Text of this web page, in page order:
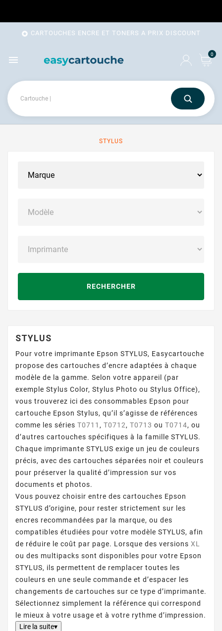
 CARTOUCHES ENCRE ET TONERS A PRIX DISCOUNT
 0
STYLUS
RECHERCHER
STYLUS
Pour votre imprimante Epson STYLUS, Easycartouche
propose des cartouches d’encre adaptées à chaque
modèle de la gamme. Selon votre appareil (par
exemple Stylus Color, Stylus Photo ou Stylus Office),
vous trouverez ici des consommables Epson pour
cartouche Epson Stylus, qu’il s’agisse de références
comme les séries T0711 , T0712, T0713 ou T0714, ou
d’autres cartouches spécifiques à la famille STYLUS.
Chaque imprimante STYLUS exige un jeu de couleurs
précis, avec des cartouches séparées noir et couleurs
pour préserver la qualité d’impression sur vos
documents et photos.
Vous pouvez choisir entre des cartouches Epson
STYLUS d’origine, pour rester strictement sur les
encres recommandées par la marque, ou des
compatibles étudiées pour votre modèle STYLUS, afin
de réduire le coût par page. Lorsque des versions XL
ou des multipacks sont disponibles pour votre Epson
STYLUS, ils permettent de remplacer toutes les
couleurs en une seule commande et d’espacer les
changements de cartouches sur ce type d’imprimante.
Sélectionnez simplement la référence qui correspond
le mieux à votre usage et à votre rythme d’impression.
Lire la suite▾